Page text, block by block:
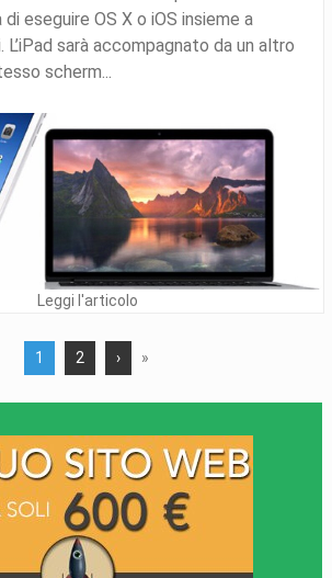
eseguire OS X o iOS insieme a
L’iPad sarà accompagnato da un altro
scherm...
Leggi l'articolo
1 2 › »